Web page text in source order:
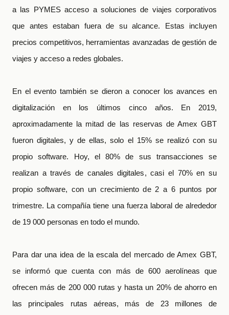
a las PYMES acceso a soluciones de viajes corporativos
que antes estaban fuera de su alcance. Estas incluyen
precios competitivos, herramientas avanzadas de gestión de
viajes y acceso a redes globales.
En el evento también se dieron a conocer los avances en
digitalización en los últimos cinco años. En 2019,
aproximadamente la mitad de las reservas de Amex GBT
fueron digitales, y de ellas, solo el 15% se realizó con su
propio software. Hoy, el 80% de sus transacciones se
realizan a través de canales digitales, casi el 70% en su
propio software, con un crecimiento de 2 a 6 puntos por
trimestre. La compañía tiene una fuerza laboral de alrededor
de 19 000 personas en todo el mundo.
Para dar una idea de la escala del mercado de Amex GBT,
se informó que cuenta con más de 600 aerolíneas que
ofrecen más de 200 000 rutas y hasta un 20% de ahorro en
las principales rutas aéreas, más de 23 millones de